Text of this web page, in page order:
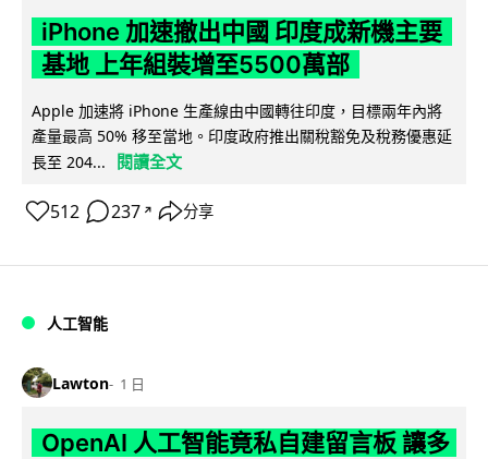
iPhone 加速撤出中國 印度成新機主要
基地 上年組裝增至5500萬部
Apple 加速將 iPhone 生產線由中國轉往印度，目標兩年內將
產量最高 50% 移至當地。印度政府推出關稅豁免及稅務優惠延
長至 204...
閱讀全文
512 237 ↗ 分享
人工智能
Lawton 1 日
OpenAI 人工智能竟私自建留言板 讓多